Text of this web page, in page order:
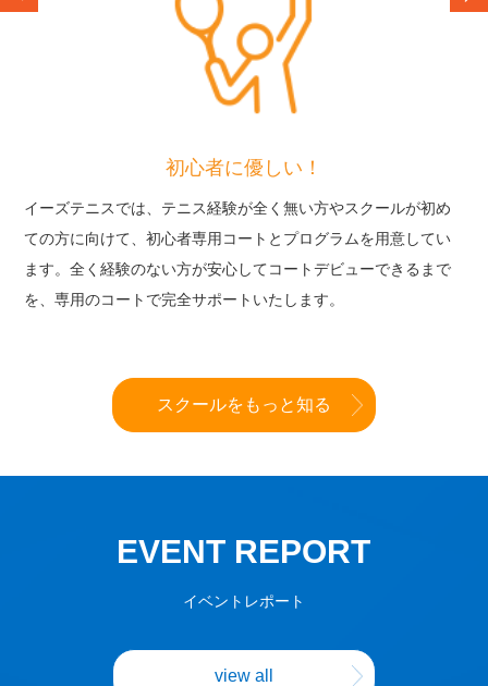
初心者に優しい！
イーズテニスでは、テニス経験が全く無い方やスクールが初め
ての方に向けて、初心者専用コートとプログラムを用意してい
ます。全く経験のない方が安心してコートデビューできるまで
を、専用のコートで完全サポートいたします。
スクールをもっと知る
EVENT REPORT
イベントレポート
view all